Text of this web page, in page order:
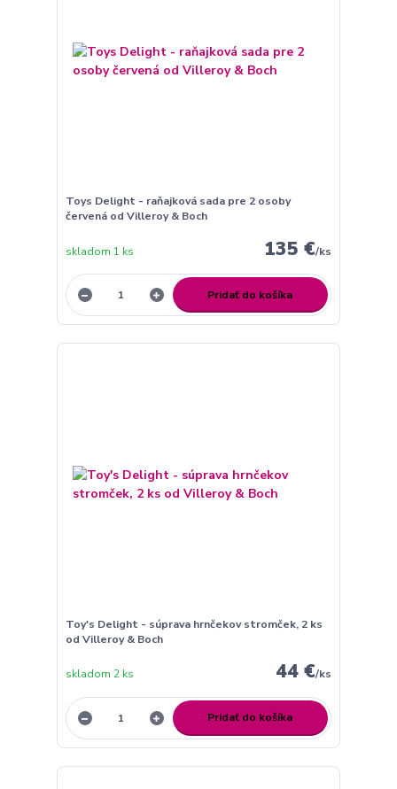
Toys Delight - raňajková sada pre 2 osoby
červená od Villeroy & Boch
135 €/ks
skladom 1 ks
Pridať do košíka
Toy's Delight - súprava hrnčekov stromček, 2 ks
od Villeroy & Boch
44 €/ks
skladom 2 ks
Pridať do košíka